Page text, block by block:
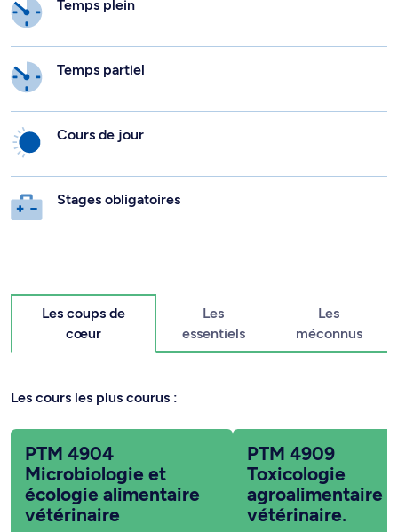
Temps plein
Temps partiel
Cours de jour
Stages obligatoires
Les coups de
cœur
Les
essentiels
Les
méconnus
Les cours les plus courus :
PTM 4904
Microbiologie et
écologie alimentaire
vétérinaire
PTM 4909
Toxicologie
agroalimentaire
vétérinaire.